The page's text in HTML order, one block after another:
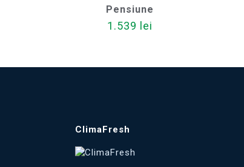
Pensiune
1.539 lei
ClimaFresh